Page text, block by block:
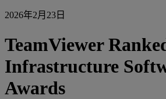
2026年2月23日
TeamViewer
Infrastructure
Awards